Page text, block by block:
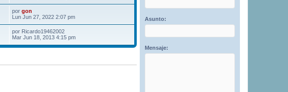
por gon
Lun Jun 27, 2022 2:07 pm
por Ricardo19462002
Mar Jun 18, 2013 4:15 pm
Asunto:
Mensaje: